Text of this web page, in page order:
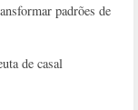
padrões de